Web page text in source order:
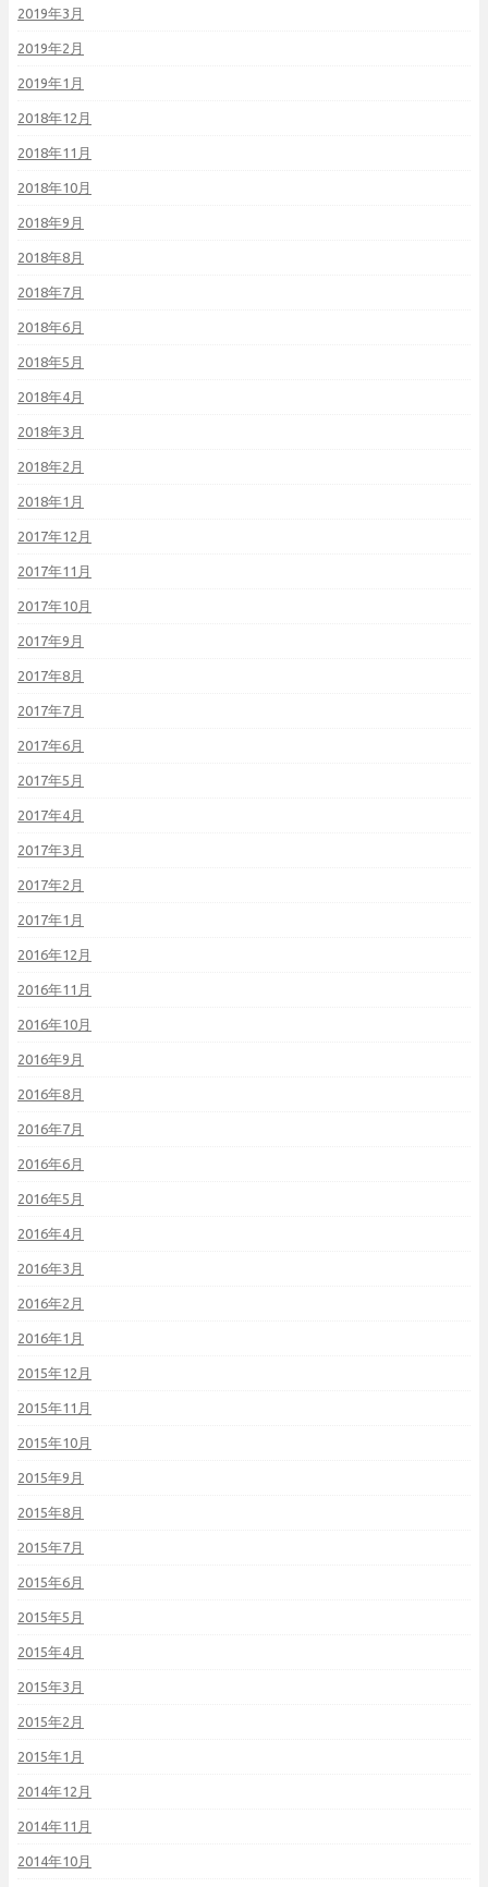
2019年3月
2019年2月
2019年1月
2018年12月
2018年11月
2018年10月
2018年9月
2018年8月
2018年7月
2018年6月
2018年5月
2018年4月
2018年3月
2018年2月
2018年1月
2017年12月
2017年11月
2017年10月
2017年9月
2017年8月
2017年7月
2017年6月
2017年5月
2017年4月
2017年3月
2017年2月
2017年1月
2016年12月
2016年11月
2016年10月
2016年9月
2016年8月
2016年7月
2016年6月
2016年5月
2016年4月
2016年3月
2016年2月
2016年1月
2015年12月
2015年11月
2015年10月
2015年9月
2015年8月
2015年7月
2015年6月
2015年5月
2015年4月
2015年3月
2015年2月
2015年1月
2014年12月
2014年11月
2014年10月